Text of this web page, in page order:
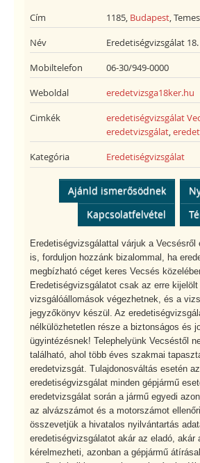
Cím 1185, Budapest ,
Név Eredetiségvizsgálat
Mobiltelefon 06-30/949-0000
Weboldal eredetvizsga18ker.hu
Cimkék eredetiségvizsgálat
eredetvizsgálat,
Kategória Eredetiségvizsgálat
Ajánld ismerősödnek
Kapcsolatfelvétel
Eredetiségvizsgálattal várjuk a Vecsésről
is, forduljon hozzánk bizalommal, ha
megbízható céget keres Vecsés
Eredetiségvizsgálatot csak az erre kijelölt
vizsgálóállomások végezhetnek, és a
jegyzőkönyv készül. Az
nélkülözhetetlen része a biztonságos és
ügyintézésnek! Telephelyünk Vecséstől
található, ahol több éves szakmai
eredetvizsgát. Tulajdonosváltás esetén az
eredetiségvizsgálat minden gépjármű
eredetvizsgálat során a jármű egyedi
az alvázszámot és a motorszámot
összevetjük a hivatalos nyilvántartás
eredetiségvizsgálatot akár az eladó, akár
kérelmezheti, azonban a gépjármű